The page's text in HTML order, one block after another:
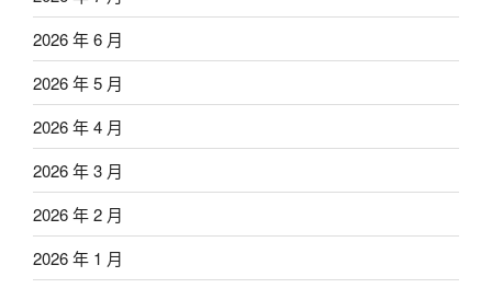
2026 年 6 月
2026 年 5 月
2026 年 4 月
2026 年 3 月
2026 年 2 月
2026 年 1 月